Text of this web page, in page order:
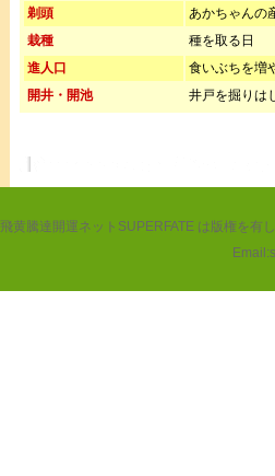
剃頭
あかちゃんの
栽種
種を取る日
進人口
食いぶちを増
開井・開池
井戸を掘りは
飛黄騰達開運ネットSUPERFATE は版権を有
Email: